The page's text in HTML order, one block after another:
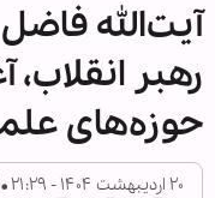
آیت‌الله
رهبر
حوزه‌های
۲۰ اردیبهشت ۱۴۰۴ - ۲۱:۲۹